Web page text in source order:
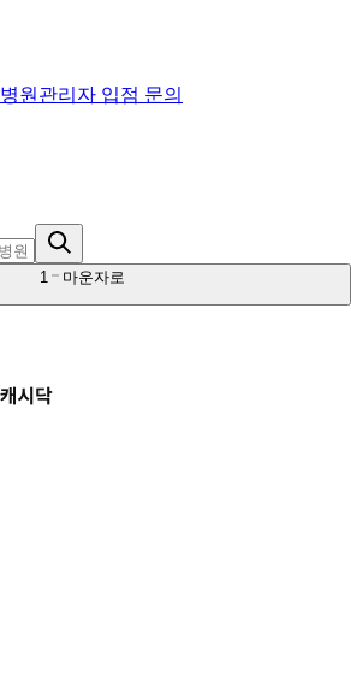
병원관리자 입점 문의
1 마운자로